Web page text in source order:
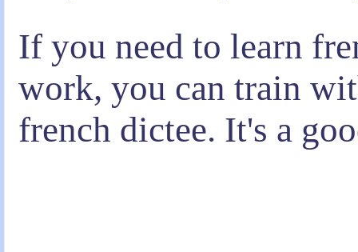
If you need to learn
work, you can train
french dictee. It's a